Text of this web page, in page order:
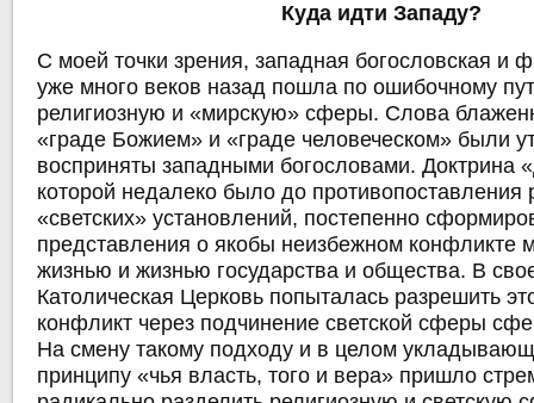
Куда идти Западу?
С моей точки зрения, западная богословская и
уже много веков назад пошла по ошибочному
религиозную и «мирскую» сферы. Слова
«граде Божием» и «граде человеческом» были
восприняты западными богословами. Доктрина
которой недалеко было до противопоставления
«светских» установлений, постепенно
представления о якобы неизбежном конфликте
жизнью и жизнью государства и общества. В
Католическая Церковь попыталась разрешить
конфликт через подчинение светской сферы
На смену такому подходу и в целом
принципу «чья власть, того и вера» пришло